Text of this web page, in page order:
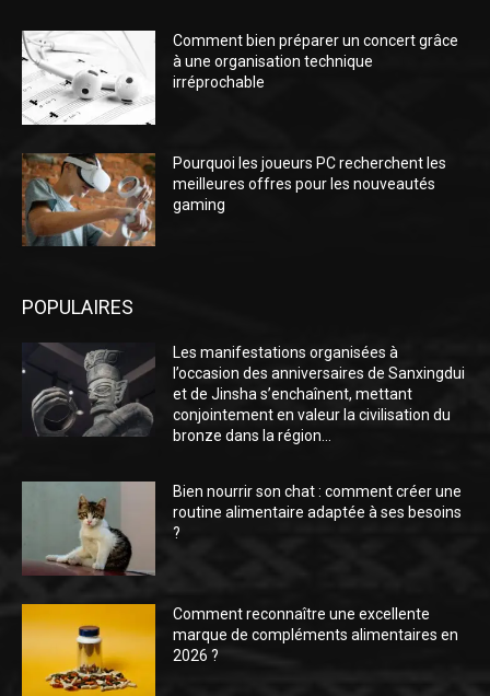
Comment bien préparer un concert grâce
à une organisation technique
irréprochable
Pourquoi les joueurs PC recherchent les
meilleures offres pour les nouveautés
gaming
POPULAIRES
Les manifestations organisées à
l’occasion des anniversaires de Sanxingdui
et de Jinsha s’enchaînent, mettant
conjointement en valeur la civilisation du
bronze dans la région...
Bien nourrir son chat : comment créer une
routine alimentaire adaptée à ses besoins
?
Comment reconnaître une excellente
marque de compléments alimentaires en
2026 ?